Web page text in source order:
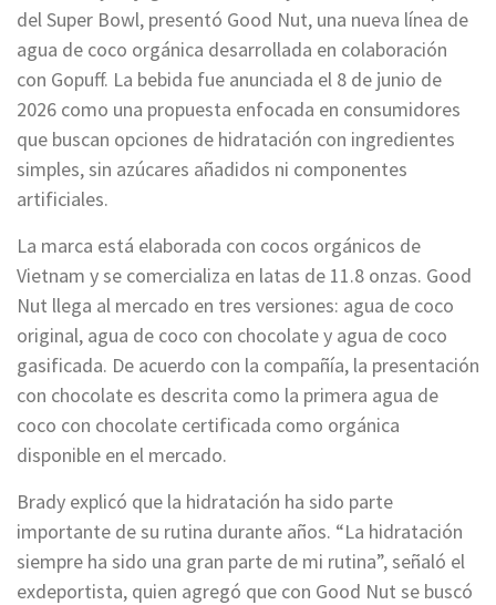
del Super Bowl, presentó Good Nut, una nueva línea de
agua de coco orgánica desarrollada en colaboración
con Gopuff. La bebida fue anunciada el 8 de junio de
2026 como una propuesta enfocada en consumidores
que buscan opciones de hidratación con ingredientes
simples, sin azúcares añadidos ni componentes
artificiales.
La marca está elaborada con cocos orgánicos de
Vietnam y se comercializa en latas de 11.8 onzas. Good
Nut llega al mercado en tres versiones: agua de coco
original, agua de coco con chocolate y agua de coco
gasificada. De acuerdo con la compañía, la presentación
con chocolate es descrita como la primera agua de
coco con chocolate certificada como orgánica
disponible en el mercado.
Brady explicó que la hidratación ha sido parte
importante de su rutina durante años. “La hidratación
siempre ha sido una gran parte de mi rutina”, señaló el
exdeportista, quien agregó que con Good Nut se buscó